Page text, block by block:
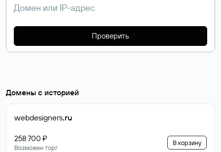
Проверить
Домены с историей
webdesigners.ru
258 700 ₽
Возможен торг
В корзину